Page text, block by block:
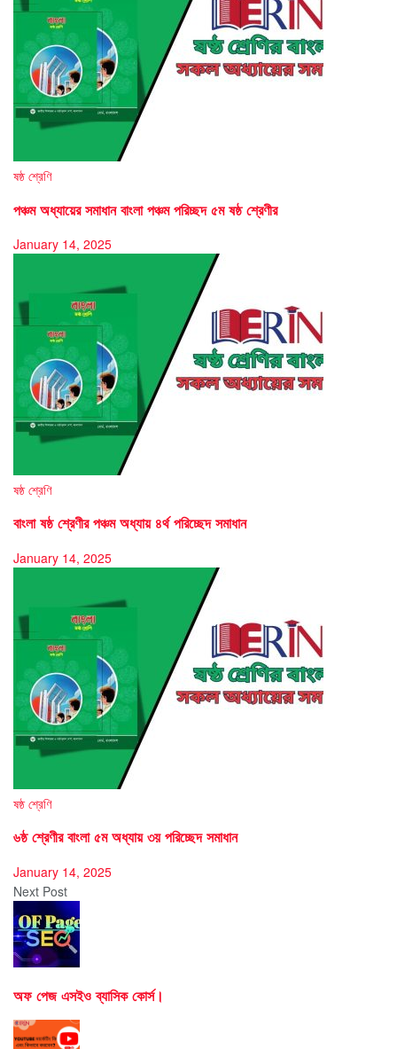
ষষ্ঠ শ্রেণি
পঞ্চম অধ্যায়ের সমাধান বাংলা পঞ্চম পরিচ্ছদ ৫ম ষষ্ঠ শ্রেণীর
January 14, 2025
ষষ্ঠ শ্রেণি
বাংলা ষষ্ঠ শ্রেণীর পঞ্চম অধ্যায় ৪র্থ পরিচ্ছেদ সমাধান
January 14, 2025
ষষ্ঠ শ্রেণি
৬ষ্ঠ শ্রেণীর বাংলা ৫ম অধ্যায় ৩য় পরিচ্ছেদ সমাধান
January 14, 2025
Next Post
অফ পেজ এসইও ব্যাসিক কোর্স।